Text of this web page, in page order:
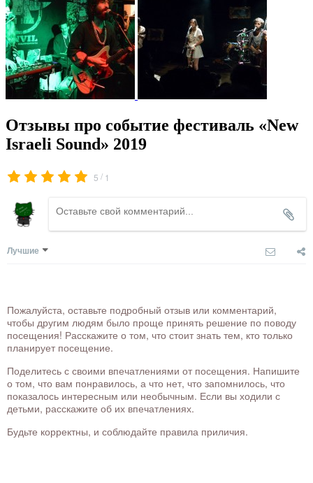
Отзывы про событие фестиваль «New
Israeli Sound» 2019
5 / 1
Лучшие
Пожалуйста, оставьте подробный отзыв или комментарий,
чтобы другим людям было проще принять решение по поводу
посещения! Расскажите о том, что стоит знать тем, кто только
планирует посещение.
Поделитесь с своими впечатлениями от посещения. Напишите
о том, что вам понравилось, а что нет, что запомнилось, что
показалось интересным или необычным. Если вы ходили с
детьми, расскажите об их впечатлениях.
Будьте корректны, и соблюдайте правила приличия.